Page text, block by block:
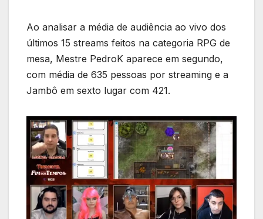
Ao analisar a média de audiência ao vivo dos
últimos 15 streams feitos na categoria RPG de
mesa, Mestre PedroK aparece em segundo,
com média de 635 pessoas por streaming e a
Jambô em sexto lugar com 421.